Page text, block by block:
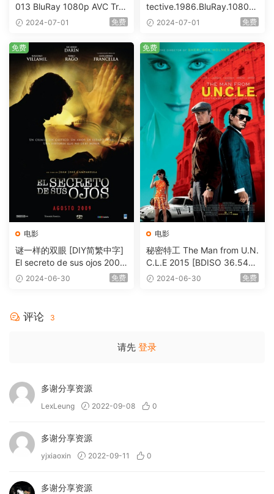
013 BluRay 1080p AVC Tru
eHD5.1 [BDISO 22.64GB]
2024-07-01 免费
tective.1986.BluRay.1080p.
AVC.DTS-HD.MA.5.1-HDHo
2024-07-01 免费
电影
谜一样的双眼 [DIY简繁中字]
El secreto de sus ojos 2009
1080p Blu-ray AVC DTS-HD
2024-06-30 免费
免费
电影
秘密特工 The Man from U.N.
C.L.E 2015 [BDISO 36.54G
B] 2024-06-30 免费
免费
评论 3
请先 登录
多谢分享资源
LexLeung 2022-09-08 0
多谢分享资源
yjxiaoxin 2022-09-11 0
多谢分享资源